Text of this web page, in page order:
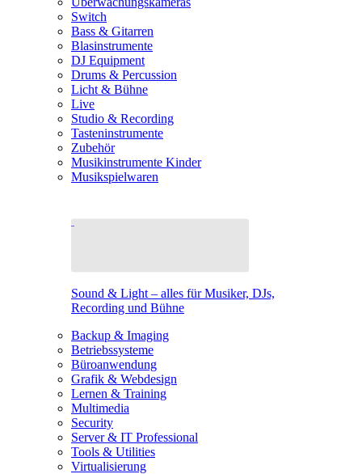
Switch
Bass & Gitarren
Blasinstrumente
DJ Equipment
Drums & Percussion
Licht & Bühne
Live
Studio & Recording
Tasteninstrumente
Zubehör
Musikinstrumente Kinder
Musikspielwaren
Sound & Light – alles für Musiker, DJs,
Recording und Bühne
Backup & Imaging
Betriebssysteme
Büroanwendung
Grafik & Webdesign
Lernen & Training
Multimedia
Security
Server & IT Professional
Tools & Utilities
Virtualisierung